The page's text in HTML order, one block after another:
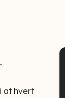
at hvert